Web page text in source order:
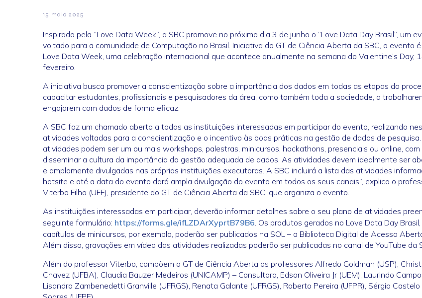
15 maio 2025
Inspirada pela “Love Data Week”, a SBC promove no próximo dia 3 de junho o “Love Data Day Brasil”, um
voltado para a comunidade de Computação no Brasil. Iniciativa do GT de Ciência Aberta da SBC, o evento
Love Data Week, uma celebração internacional que acontece anualmente na semana do Valentine’s Day,
fevereiro.
A iniciativa busca promover a conscientização sobre a importância dos dados em todas as etapas do
capacitar estudantes, profissionais e pesquisadores da área, como também toda a sociedade, a
engajarem com dados de forma eficaz.
A SBC faz um chamado aberto a todas as instituições interessadas em participar do evento, realizando
atividades voltadas para a conscientização e o incentivo às boas práticas na gestão de dados de pesquisa.
atividades podem ser um ou mais workshops, palestras, minicursos, hackathons, presenciais ou online,
disseminar a cultura da importância da gestão adequada de dados. As atividades devem idealmente ser
e amplamente divulgadas nas próprias instituições executoras. A SBC incluirá a lista das atividades
hotsite e até a data do evento dará ampla divulgação do evento em todos os seus canais”, explica o
Viterbo Filho (UFF), presidente do GT de Ciência Aberta da SBC, que organiza o evento.
As instituições interessadas em participar, deverão informar detalhes sobre o seu plano de atividades
seguinte formulário: https://forms.gle/ifLZDArXyprtB79B6 . Os produtos gerados no Love Data Day
capítulos de minicursos, por exemplo, poderão ser publicados na SOL – a Biblioteca Digital de Acesso
Além disso, gravações em vídeo das atividades realizadas poderão ser publicadas no canal de YouTube da
Além do professor Viterbo, compõem o GT de Ciência Aberta os professores Alfredo Goldman (USP),
Chavez (UFBA), Claudia Bauzer Medeiros (UNICAMP) – Consultora, Edson Oliveira Jr (UEM), Laurindo
Lisandro Zambenedetti Granville (UFRGS), Renata Galante (UFRGS), Roberto Pereira (UFPR), Sérgio